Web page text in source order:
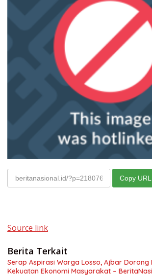
Copy URL
Source link
Berita Terkait
Serap Aspirasi Warga Losso, Ajbar Dorong
Kekuatan Ekonomi Masyarakat –